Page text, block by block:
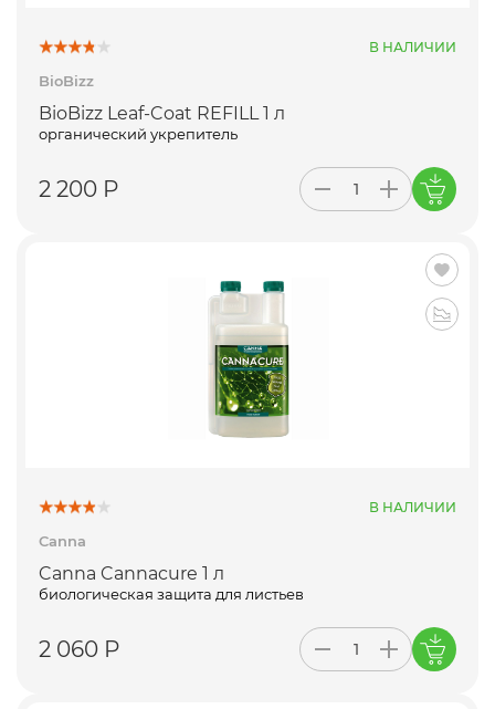
В НАЛИЧИИ
BioBizz
BioBizz Leaf-Coat REFILL 1 л
органический укрепитель
2 200 Р
В НАЛИЧИИ
Canna
Canna Cannacure 1 л
биологическая защита для листьев
2 060 Р